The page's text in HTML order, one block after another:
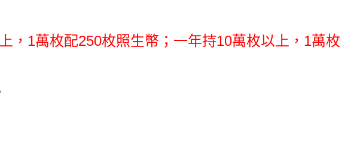
，1萬枚配250枚照生幣；一年持10萬枚以上，1萬枚